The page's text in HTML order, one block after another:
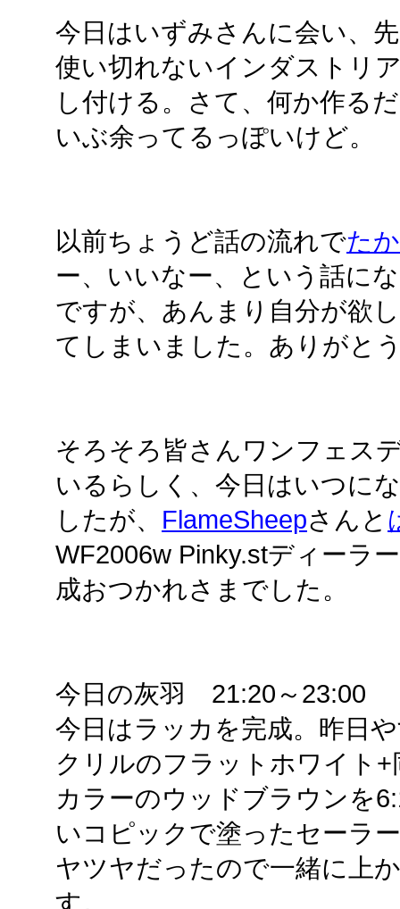
今日はいずみさんに会い、
使い切れないインダストリ
し付ける。さて、何か作る
いぶ余ってるっぽいけど。
以前ちょうど話の流れでた
ー、いいなー、という話に
ですが、あんまり自分が欲
てしまいました。ありがと
そろそろ皆さんワンフェス
いるらしく、今日はいつに
したが、 FlameSheepさんと
WF2006w Pinky.stディーラ
成おつかれさまでした。
今日の灰羽 21:20～23:00
今日はラッカを完成。昨日
クリルのフラットホワイト
カラーのウッドブラウンを
いコピックで塗ったセーラ
ヤツヤだったので一緒に上
す。